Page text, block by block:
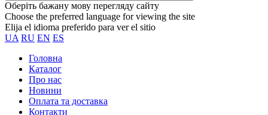
Оберіть бажану мову перегляду сайту
Choose the preferred language for viewing the site
Elija el idioma preferido para ver el sitio
UA RU EN ES
Головна
Каталог
Про нас
Новини
Оплата та доставка
Контакти